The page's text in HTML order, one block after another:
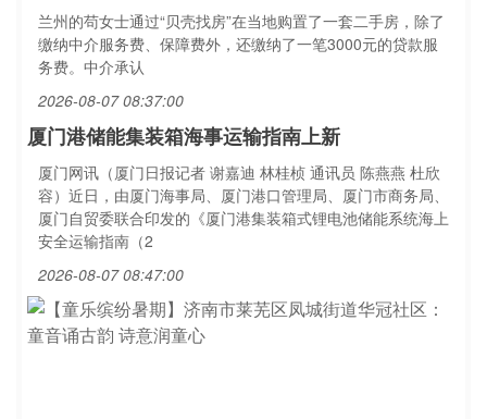
兰州的苟女士通过“贝壳找房”在当地购置了一套二手房，除了
缴纳中介服务费、保障费外，还缴纳了一笔3000元的贷款服
务费。中介承认
2026-08-07 08:37:00
厦门港储能集装箱海事运输指南上新
厦门网讯（厦门日报记者 谢嘉迪 林桂桢 通讯员 陈燕燕 杜欣
容）近日，由厦门海事局、厦门港口管理局、厦门市商务局、
厦门自贸委联合印发的《厦门港集装箱式锂电池储能系统海上
安全运输指南（2
2026-08-07 08:47:00